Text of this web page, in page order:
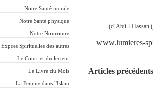
Notre Santé morale
Notre Santé physique
Notre Nourriture
Expces Spirituelles des autres
Le Courrier du lecteur
Le Livre du Mois
La Femme dans l'Islam
(d’Abû-l-Hassan
www.lumieres-
Articles